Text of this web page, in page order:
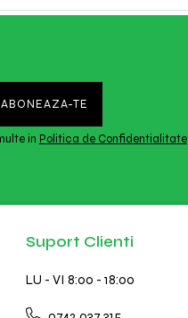
in Politica de Confidentialitate
Suport Clienti
LU - VI 8:00 - 18:00